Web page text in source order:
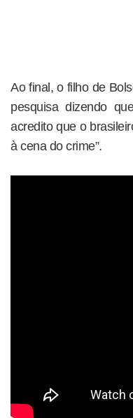
Ao final, o filho de
pesquisa dizendo
acredito que o
à cena do crime”.